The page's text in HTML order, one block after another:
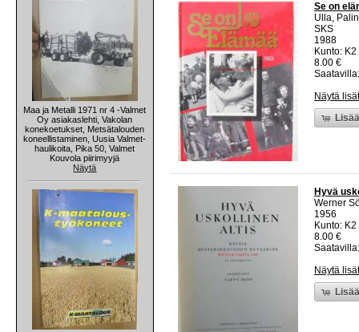
Maa ja Metalli 1971 nr 4 -Valmet
Oy asiakaslehti, Vakolan
konekoetukset, Metsätalouden
koneellistaminen, Uusia Valmet-
haulikoita, Pika 50, Valmet
Kouvola piirimyyjä
Näytä
Se on
Ulla,
SKS
1988
Kunto:
8.00 €
Näytä
Hyvä
Werner
1956
Kunto:
8.00 €
Näytä